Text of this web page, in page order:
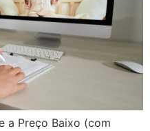
a Preço Baixo (com